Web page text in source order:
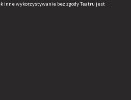
inne wykorzystywanie bez zgody Teatru jest